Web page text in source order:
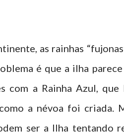
as rainhas
é que a ilha
com a Rainha Azul,
a névoa foi criada.
ser a Ilha tentando